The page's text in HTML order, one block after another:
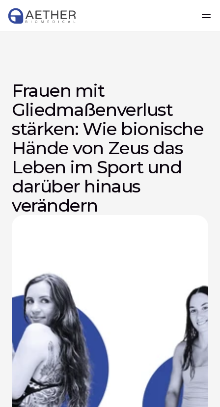
Frauen mit
Gliedmaßenverlust
stärken: Wie bionische
Hände von Zeus das
Leben im Sport und
darüber hinaus
verändern